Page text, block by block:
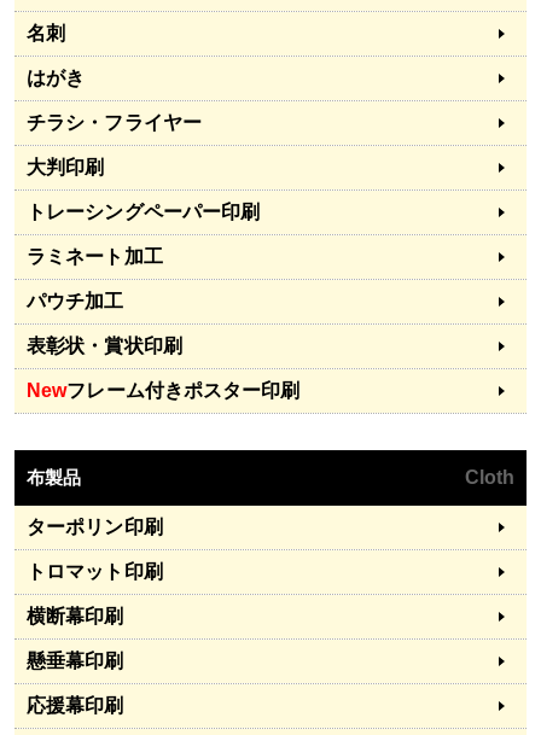
名刺
はがき
チラシ・フライヤー
大判印刷
トレーシングペーパー印刷
ラミネート加工
パウチ加工
表彰状・賞状印刷
Newフレーム付きポスター印刷
布製品 Cloth
ターポリン印刷
トロマット印刷
横断幕印刷
懸垂幕印刷
応援幕印刷